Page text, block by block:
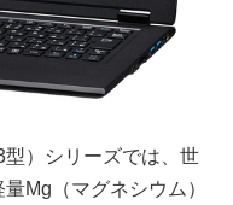
）シリーズでは、世
Mg（マグネシウム）